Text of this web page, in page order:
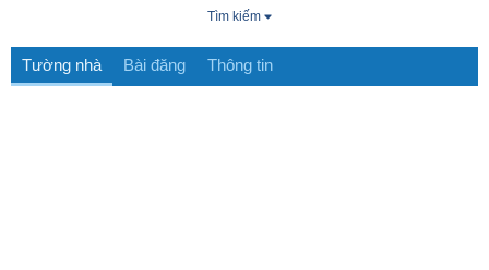
Tìm kiếm
Tường nhà Bài đăng Thông tin